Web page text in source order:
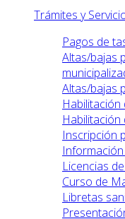
Trámites y
Pagos de
Altas/bajas
Altas/bajas
Habilitación
Inscripción
Licencias
Curso de
Libretas